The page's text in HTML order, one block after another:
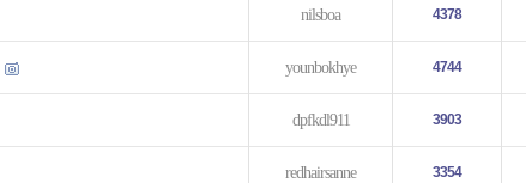
nilsboa 4378
younbokhye 4744
dpfkdl911 3903
redhairsanne 3354